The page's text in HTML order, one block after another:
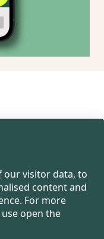
pour
our visitor data, to
content and
For more
open the